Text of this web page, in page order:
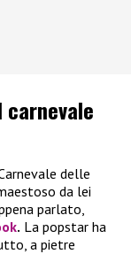
delle
da lei
parlato,
. La popstar ha
a pietre